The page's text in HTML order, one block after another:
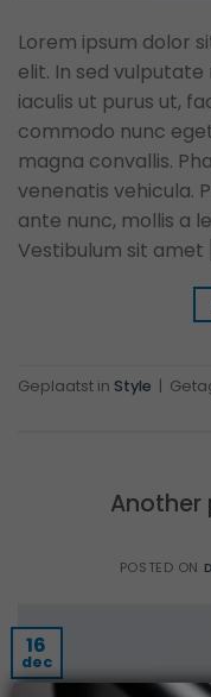
Lorem ipsum dolor
elit. In sed vulputate
iaculis ut purus ut,
commodo nunc
magna convallis.
venenatis vehicula.
ante nunc, mollis a
Vestibulum sit amet
Geplaatst in Style |
Another
POSTED ON
16
dec